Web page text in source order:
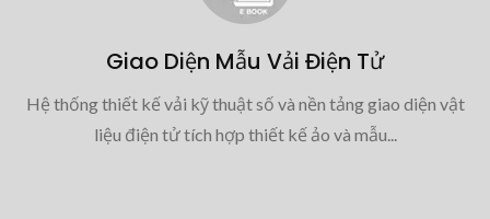
Giao Diện Mẫu Vải Điện Tử
Hệ thống thiết kế vải kỹ thuật số và nền tảng giao diện vật
liệu điện tử tích hợp thiết kế ảo và mẫu...